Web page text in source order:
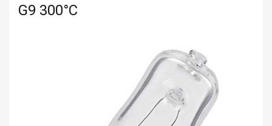
G9 300°С